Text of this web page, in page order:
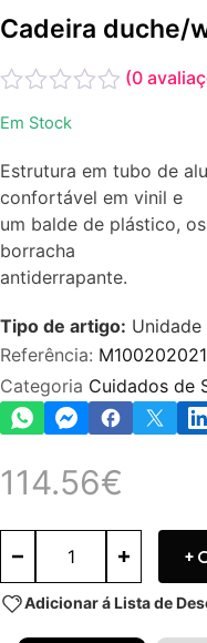
Cadeira duche/
0
5
(0
Em Stock
Estrutura em tubo de
confortável em vinil e
um balde de plástico,
borracha
antiderrapante.
Tipo de artigo: Unidade
Referência:
Categoria Cuidados de
114.56€
+
Adicionar á Lista de